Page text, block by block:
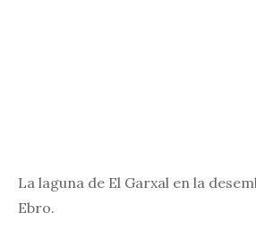
La laguna de El Garxal en la
Ebro.